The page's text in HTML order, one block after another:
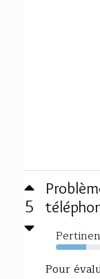
5
63%
Pour